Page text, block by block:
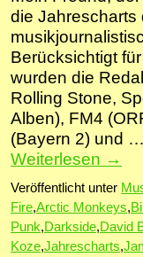
die Jahrescharts
Berücksichtigt
wurden die
Rolling Stone,
Alben), FM4
(Bayern 2) und …
Weiterlesen →
Veröffentlicht unter
Fire,Arctic Monkeys,
Punk,Darkside,David
Koze,Jahrescharts,